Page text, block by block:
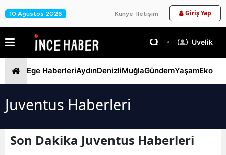
10 Ağustos 2026 Künye İletişim Giriş Yap
Üyelik
Ege HaberleriAydınDenizliMuğlaGündemYaşam
Juventus Haberleri
Son Dakika Juventus Haberleri